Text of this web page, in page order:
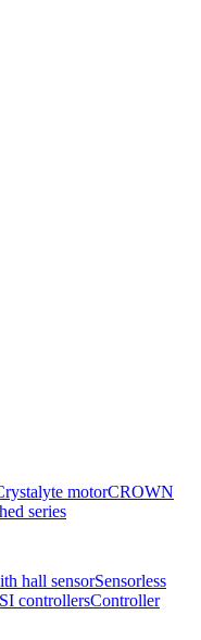
motorCROWN
series
hall sensorSensorless
controllersController